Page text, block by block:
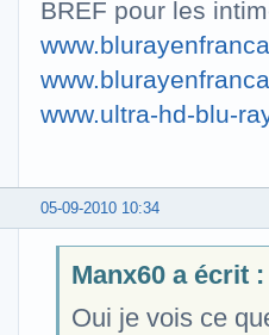
BREF pour les
www.ultra-hd-blu-
05-09-2010 10:34
Manx60 a écrit :
Oui je vois ce